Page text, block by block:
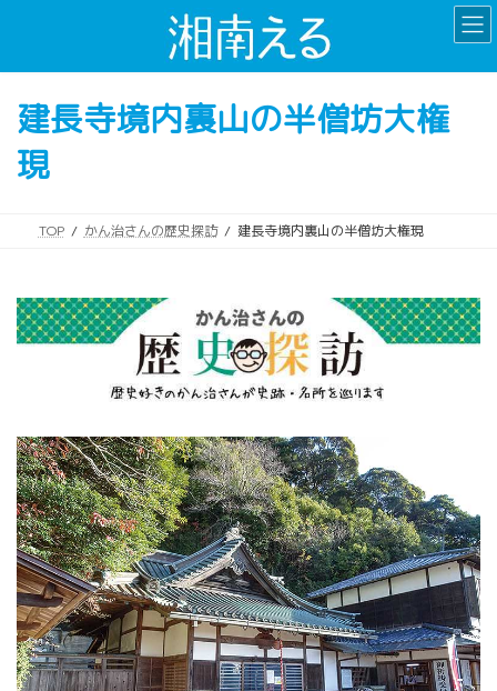
建長寺境内裏山の半僧坊大権
現
TOP かん治さんの歴史探訪 建長寺境内裏山の半僧坊大権現